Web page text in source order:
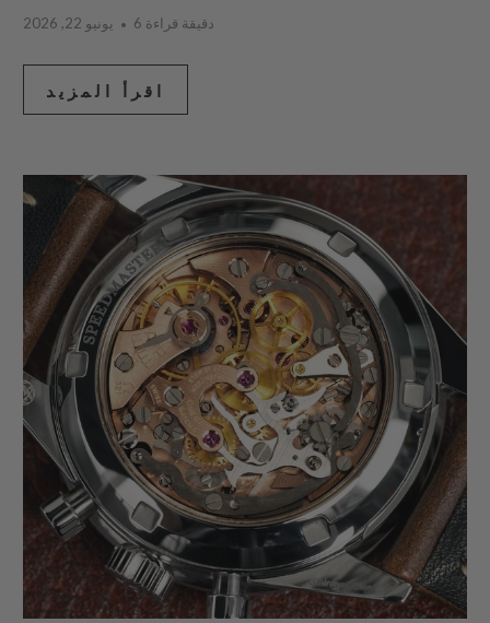
يونيو 22, 2026 6 دقيقة قراءة
اقرأ المزيد